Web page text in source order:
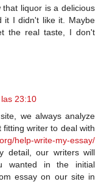
liquor is a delicious
it I didn't like it. Maybe
the real taste, I don't
23:10
we always analyze
writer to deal with
help-write-my-essay/
detail, our writers will
wanted in the initial
essay on our site in